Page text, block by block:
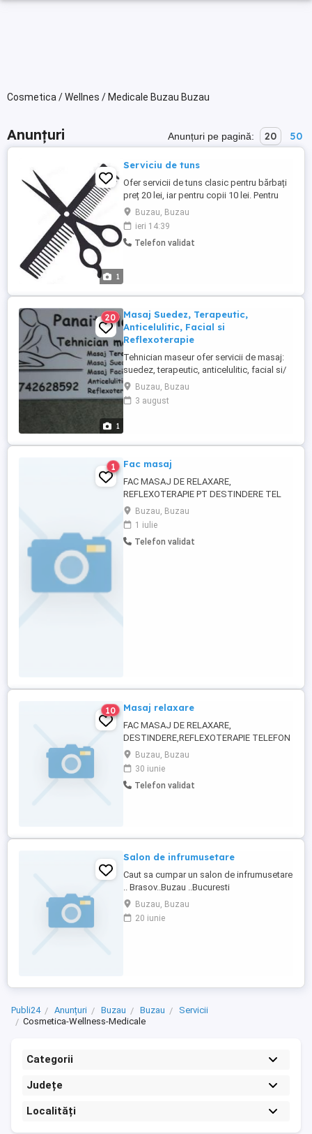
Cosmetica / Wellnes / Medicale Buzau Buzau
Anunțuri Anunțuri pe pagină: 20 50
1
Serviciu de tuns
Ofer servicii de tuns clasic pentru bărbați
preț 20 lei, iar pentru copii 10 lei. Pentru
detalii sau programări, mă puteți contacta
telefonic sau prin mesaj.
Buzau, Buzau
ieri 14:39
Telefon validat
1
20
Masaj Suedez, Terapeutic,
Anticelulitic, Facial si
Reflexoterapie
Tehnician maseur ofer servicii de masaj:
suedez, terapeutic, anticelulitic, facial si/
sau reflexoterapie. Durata masajul poate fi
de 30, 60 sau 90 de minute. Preturile sunt
cuprinse intre 30-60 de lei, in functie de
DECAT ...
Buzau, Buzau
3 august
1 Fac masaj
FAC MASAJ DE RELAXARE,
REFLEXOTERAPIE PT DESTINDERE TEL
Buzau, Buzau
1 iulie
Telefon validat
10 Masaj relaxare
FAC MASAJ DE RELAXARE,
DESTINDERE,REFLEXOTERAPIE TELEFON
0722773894
Buzau, Buzau
30 iunie
Telefon validat
Salon de infrumusetare
Caut sa cumpar un salon de infrumusetare
.. Brasov..Buzau ..Bucuresti
Buzau, Buzau
20 iunie
Publi24 Anunțuri Buzau Buzau
Servicii
Cosmetica-Wellness-Medicale
Categorii
Județe
Localități